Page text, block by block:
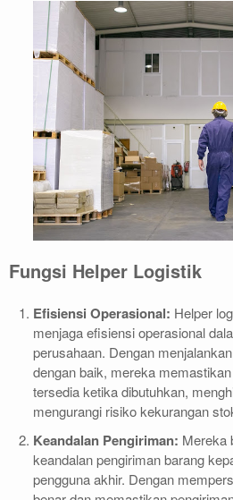
Fungsi Helper Logistik
Efisiensi Operasional: Helper
menjaga efisiensi operasional
perusahaan. Dengan
dengan baik, mereka
tersedia ketika dibutuhkan,
mengurangi risiko kekurangan
Keandalan Pengiriman: Mereka
keandalan pengiriman barang
pengguna akhir. Dengan